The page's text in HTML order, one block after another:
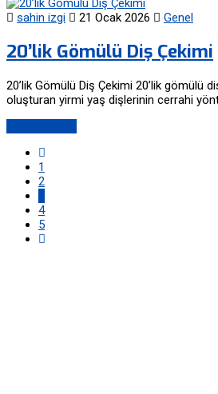
sahin izgi
21 Ocak 2026 Genel
20’lik Gömülü Diş Çekimi
20’lik Gömülü Diş Çekimi 20’lik gömülü
oluşturan yirmi yaş dişlerinin cerrahi
1
2
4
5